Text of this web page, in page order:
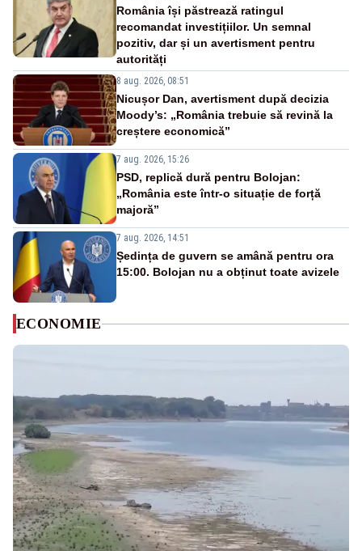
România își păstrează ratingul
recomandat investițiilor. Un semnal
pozitiv, dar și un avertisment pentru
autorități
8 aug. 2026, 08:51
Nicușor Dan, avertisment după decizia
Moody’s: „România trebuie să revină la
creștere economică”
7 aug. 2026, 15:26
PSD, replică dură pentru Bolojan:
„România este într-o situație de forță
majoră”
7 aug. 2026, 14:51
Ședința de guvern se amână pentru ora
15:00. Bolojan nu a obținut toate avizele
ECONOMIE